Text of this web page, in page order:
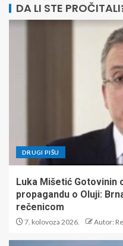
DA LI STE
DRUGI PIŠU
Luka Mišetić
propagandu o Oluji:
rečenicom
7. kolovoza 2026. Autor: